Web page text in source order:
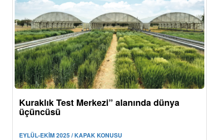
Kuraklık Test Merkezi” alanında dünya
üçüncüsü
EYLÜL-EKİM 2025 / KAPAK KONUSU